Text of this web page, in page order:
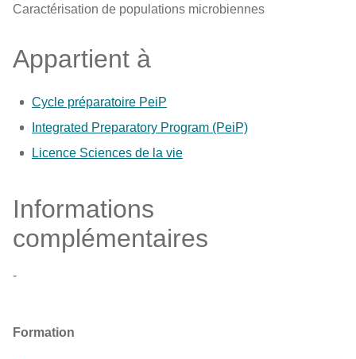
Caractérisation de populations microbiennes
Appartient à
Cycle préparatoire PeiP
Integrated Preparatory Program (PeiP)
Licence Sciences de la vie
Informations
complémentaires
-
Formation